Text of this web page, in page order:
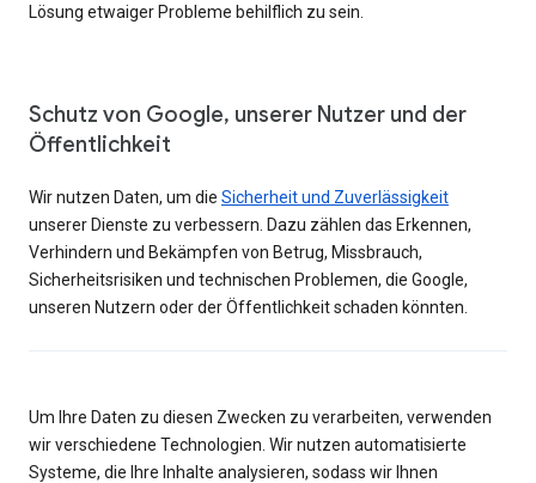
Lösung etwaiger Probleme behilflich zu sein.
Schutz von Google, unserer Nutzer und der
Öffentlichkeit
Wir nutzen Daten, um die Sicherheit und Zuverlässigkeit
unserer Dienste zu verbessern. Dazu zählen das Erkennen,
Verhindern und Bekämpfen von Betrug, Missbrauch,
Sicherheitsrisiken und technischen Problemen, die Google,
unseren Nutzern oder der Öffentlichkeit schaden könnten.
Um Ihre Daten zu diesen Zwecken zu verarbeiten, verwenden
wir verschiedene Technologien. Wir nutzen automatisierte
Systeme, die Ihre Inhalte analysieren, sodass wir Ihnen